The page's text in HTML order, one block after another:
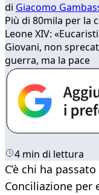
di Giacomo
Più di 80mila per la
Leone XIV:
Giovani, non
guerra, ma la pace
4 min di lettura
C’è chi ha
Conciliazione per